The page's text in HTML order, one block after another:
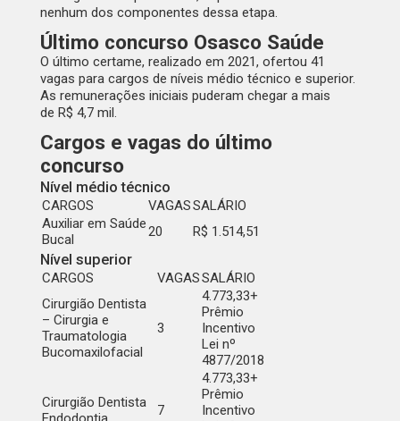
nenhum dos componentes dessa etapa.
Último concurso Osasco Saúde
O último certame, realizado em 2021, ofertou 41
vagas para cargos de níveis médio técnico e superior.
As remunerações iniciais puderam chegar a mais
de R$ 4,7 mil
Cargos e vagas do último
concurso
Nível médio técnico
CARGOS VAGASSALÁRIO
Auxiliar em Saúde
Bucal
20 R$ 1.514,51
Nível superior
CARGOS VAGASSALÁRIO
Cirurgião Dentista
– Cirurgia e
Traumatologia
Bucomaxilofacial
3
4.773,33+
Prêmio
Incentivo
Lei nº
4877/2018
Cirurgião Dentista
7
4.773,33+
Prêmio
Incentivo